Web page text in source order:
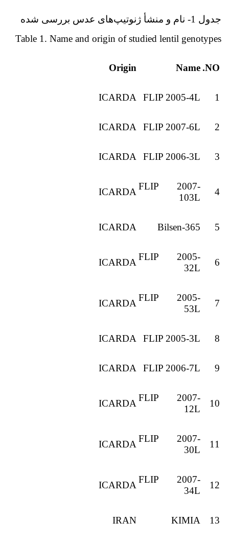
جدول 1- نام و منشأ ژنوتیپ‌های عدس بررسی شده
Table 1. Name and origin of studied lentil genotypes
NO.
Name
Origin
1
FLIP 2005-4L
ICARDA
2
FLIP 2007-6L
ICARDA
3
FLIP 2006-3L
ICARDA
4
FLIP 2007-
103L
ICARDA
5
Bilsen-365
ICARDA
6
FLIP 2005-
32L
ICARDA
7
FLIP 2005-
53L
ICARDA
8
FLIP 2005-3L
ICARDA
9
FLIP 2006-7L
ICARDA
10
FLIP 2007-
12L
ICARDA
11
FLIP 2007-
30L
ICARDA
12
FLIP 2007-
34L
ICARDA
13
KIMIA
IRAN